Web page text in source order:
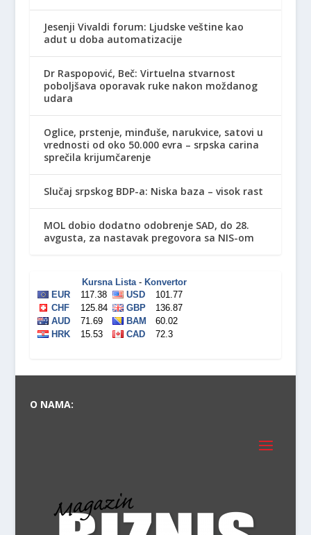
Jesenji Vivaldi forum: Ljudske veštine kao
adut u doba automatizacije
Dr Raspopović, Beč: Virtuelna stvarnost
poboljšava oporavak ruke nakon moždanog
udara
Oglice, prstenje, minđuše, narukvice, satovi u
vrednosti od oko 50.000 evra – srpska carina
sprečila krijumčarenje
Slučaj srpskog BDP-a: Niska baza – visok rast
MOL dobio dodatno odobrenje SAD, do 28.
avgusta, za nastavak pregovora sa NIS-om
O NAMA: